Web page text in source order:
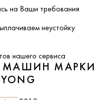
на Ваши требования
неустойку
нашего сервиса
МАШИН МАРКИ